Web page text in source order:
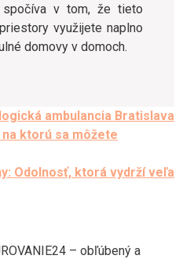
spočíva v tom, že tieto
využijete naplno
domovy v domoch.
ambulancia Bratislava
ktorú sa môžete
Odolnosť, ktorá vydrží veľa
– obľúbený a